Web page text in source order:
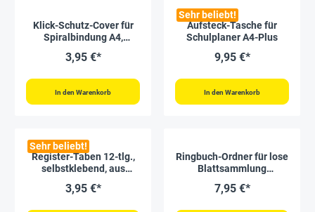
Klick-Schutz-Cover für
Spiralbindung A4,
3,95 €*
In den Warenkorb
Sehr beliebt!
Aufsteck-Tasche für
Schulplaner A4-Plus
9,95 €*
In den Warenkorb
Sehr beliebt!
Register-Taben 12-tlg.,
selbstklebend, aus
3,95 €*
Ringbuch-Ordner für lose
Blattsammlung
A4-Plus
7,95 €*